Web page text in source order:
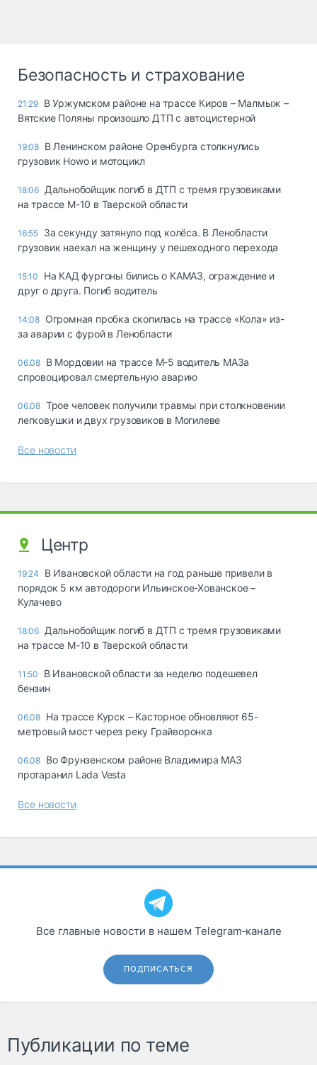
Безопасность и страхование
21:29 В Уржумском районе на трассе Киров – Малмыж –
Вятские Поляны произошло ДТП с автоцистерной
19:08 В Ленинском районе Оренбурга столкнулись
грузовик Howo и мотоцикл
18:06 Дальнобойщик погиб в ДТП с тремя грузовиками
на трассе М-10 в Тверской области
16:55 За секунду затянуло под колёса. В Ленобласти
грузовик наехал на женщину у пешеходного перехода
15:10
На КАД фургоны бились о КАМАЗ, ограждение и
друг о друга. Погиб водитель
14:08 Огромная пробка скопилась на трассе «Кола» из-
за аварии с фурой в Ленобласти
06.08 В Мордовии на трассе М-5 водитель МАЗа
спровоцировал смертельную аварию
06.08 Трое человек получили травмы при столкновении
легковушки и двух грузовиков в Могилеве
Все новости
Центр
19:24
В Ивановской области на год раньше привели в
порядок 5 км автодороги Ильинское-Хованское –
Кулачево
18:06 Дальнобойщик погиб в ДТП с тремя грузовиками
на трассе М-10 в Тверской области
11:50
В Ивановской области за неделю подешевел
бензин
06.08 На трассе Курск – Касторное обновляют 65-
метровый мост через реку Грайворонка
06.08 Во Фрунзенском районе Владимира МАЗ
протаранил Lada Vesta
Все новости
Все главные новости в нашем Telegram‑канале
ПОДПИСАТЬСЯ
Публикации по теме